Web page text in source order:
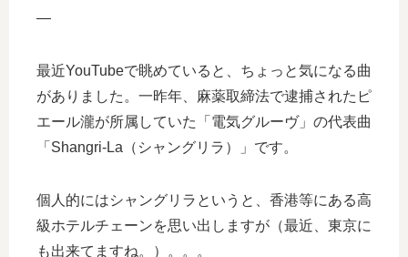
—
最近YouTubeで眺めていると、ちょっと気になる曲
がありました。一昨年、麻薬取締法で逮捕されたピ
エール瀧が所属していた「電気グルーヴ」の代表曲
「Shangri-La（シャングリラ）」です。
個人的にはシャングリラというと、香港等にある高
級ホテルチェーンを思い出しますが（最近、東京に
も出来てますね。）。。。